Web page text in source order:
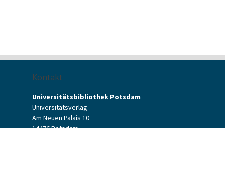
Kontakt
Universitätsbibliothek Potsdam
Universitätsverlag
Am Neuen Palais 10
14476 Potsdam